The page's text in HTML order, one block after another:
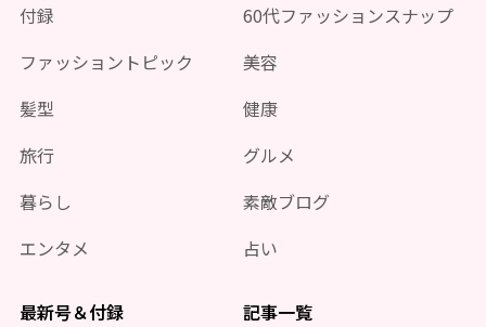
付録
60代ファッションスナップ
ファッショントピック
美容
髪型
健康
旅行
グルメ
暮らし
素敵ブログ
エンタメ
占い
最新号＆付録 記事一覧